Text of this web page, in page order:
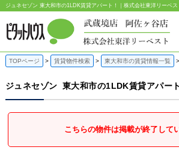
ジュネセゾン 東大和市の1LDK賃貸アパート！｜株式会社東洋リーベス
TOPページ 賃貸物件検索 東大和市の賃貸情報一覧
ジュネセゾン 東大和市の1LDK賃貸アパート
こちらの物件は掲載が終了して